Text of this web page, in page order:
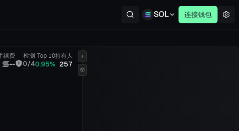
SOL 连接钱包
续费
--
检测
0/4
Top 10
0.95%
持有人
257